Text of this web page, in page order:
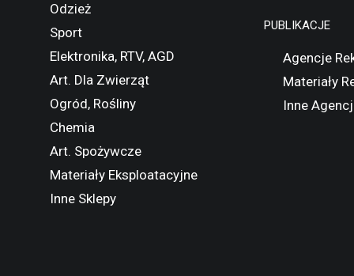
Odzież
Sport
Elektronika, RTV, AGD
Art. Dla Zwierząt
Ogród, Rośliny
Chemia
Art. Spożywcze
Materiały Eksploatacyjne
Inne Sklepy
PUBLIKACJE
Agencje
Materiały
Inne